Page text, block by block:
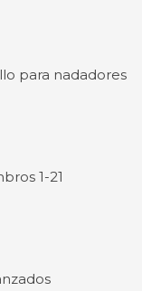
para nadadores
1-21